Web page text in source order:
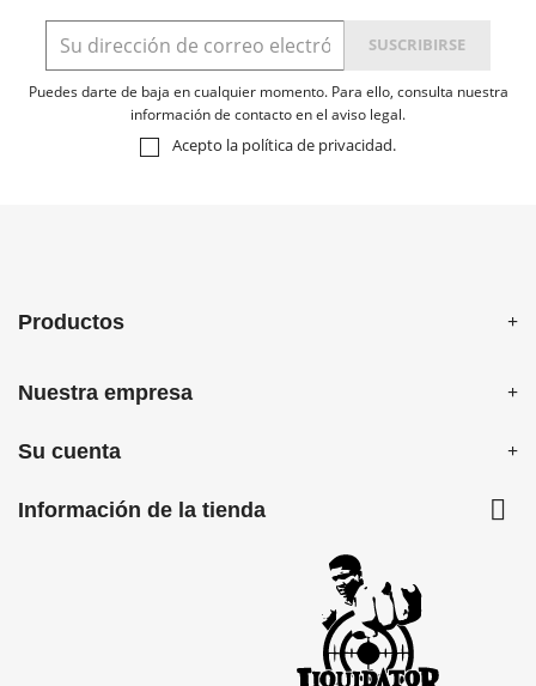
Puedes darte de baja en cualquier momento. Para ello, consulta nuestra
información de contacto en el aviso legal.
Acepto la política de privacidad.
Productos
Nuestra empresa
Su cuenta
Información de la tienda 